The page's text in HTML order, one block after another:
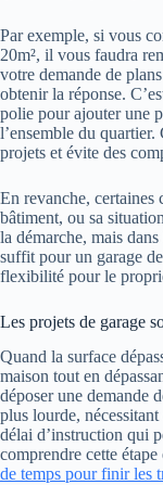
Par exemple, si vous
20m², il vous faudra
votre demande de
obtenir la réponse.
polie pour ajouter une
l’ensemble du
projets et évite des
En revanche, certaines
bâtiment, ou sa
la démarche, mais
suffit pour un garage
flexibilité pour le
Les projets de garage
Quand la surface
maison tout en
déposer une demande
plus lourde,
délai d’instruction qui
comprendre cette
de temps pour finir les